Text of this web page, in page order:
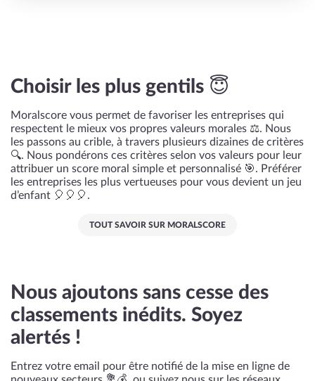
Choisir les plus gentils 😇
Moralscore vous permet de favoriser les entreprises qui
respectent le mieux vos propres valeurs morales ⚖️. Nous
les passons au crible, à travers plusieurs dizaines de critères
🔍. Nous pondérons ces critères selon vos valeurs pour leur
attribuer un score moral simple et personnalisé 🎯. Préférer
les entreprises les plus vertueuses pour vous devient un jeu
d’enfant 🎈🎈🎈.
TOUT SAVOIR SUR MORALSCORE
Nous ajoutons sans cesse des
classements inédits. Soyez
alertés !
Entrez votre email pour être notifié de la mise en ligne de